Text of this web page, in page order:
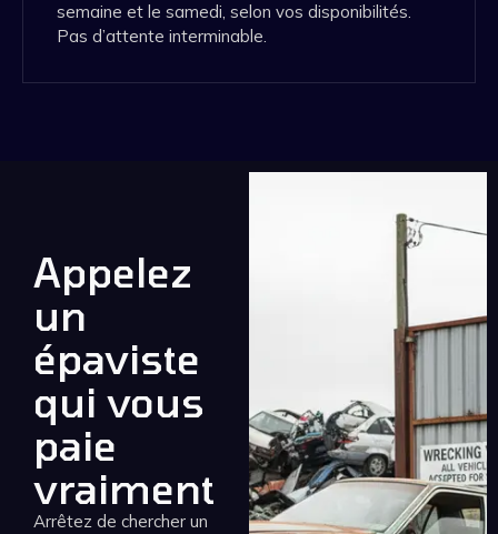
semaine et le samedi, selon vos disponibilités.
Pas d’attente interminable.
Appelez
un
épaviste
qui vous
paie
vraiment
Arrêtez de chercher un